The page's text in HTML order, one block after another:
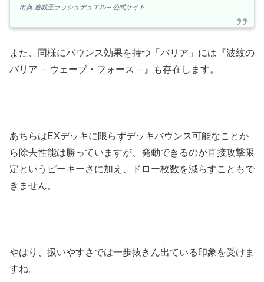
出典:遊戯王ラッシュデュエル – 公式サイト
また、同様にバウンス効果を持つ「バリア」には『波紋の
バリア －ウェーブ・フォース－』も存在します。
あちらはEXデッキに限らずデッキバウンス可能なことか
ら除去性能は勝っていますが、発動できるのが直接攻撃限
定というピーキーさに加え、ドロー枚数を減らすこともで
きません。
やはり、扱いやすさでは一歩抜きん出ている印象を受けま
すね。